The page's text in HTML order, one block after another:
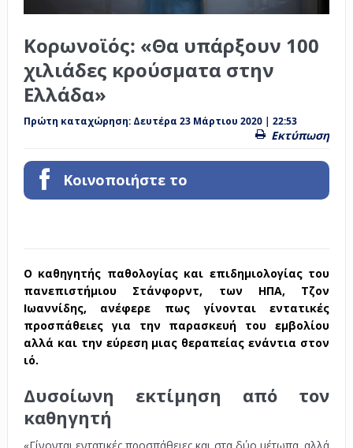
Κορωνοϊός: «Θα υπάρξουν 100
χιλιάδες κρούσματα στην
Ελλάδα»
Πρώτη καταχώρηση: Δευτέρα 23 Μάρτιου 2020 | 22:53
Εκτύπωση
Κοινοποιήστε το
Ο καθηγητής παθολογίας και επιδημιολογίας του
πανεπιστήμιου Στάνφορντ, των ΗΠΑ, Τζον
Ιωαννίδης, ανέφερε πως γίνονται εντατικές
προσπάθειες για την παρασκευή του εμβολίου
αλλά και την εύρεση μιας θεραπείας ενάντια στον
ιό.
Δυσοίωνη εκτίμηση από τον
καθηγητή